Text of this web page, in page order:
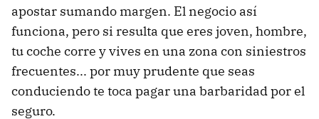
apostar sumando margen. El negocio así
funciona, pero si resulta que eres joven, hombre,
tu coche corre y vives en una zona con siniestros
frecuentes... por muy prudente que seas
conduciendo te toca pagar una barbaridad por el
seguro.